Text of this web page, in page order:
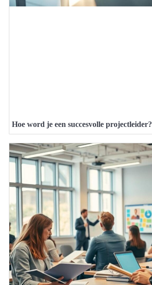
Hoe word je een succesvolle projectleider?